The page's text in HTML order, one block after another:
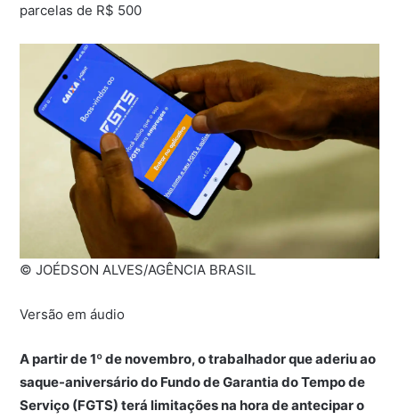
parcelas de R$ 500
© JOÉDSON ALVES/AGÊNCIA BRASIL
Versão em áudio
A partir de 1º de novembro, o trabalhador que aderiu ao
saque-aniversário do Fundo de Garantia do Tempo de
Serviço (FGTS) terá limitações na hora de antecipar o